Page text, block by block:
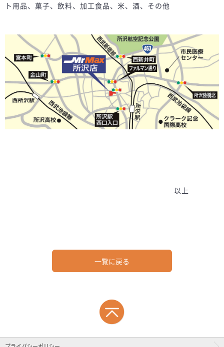
ト用品、菓子、飲料、加工食品、米、酒、その他
以上
一覧に戻る